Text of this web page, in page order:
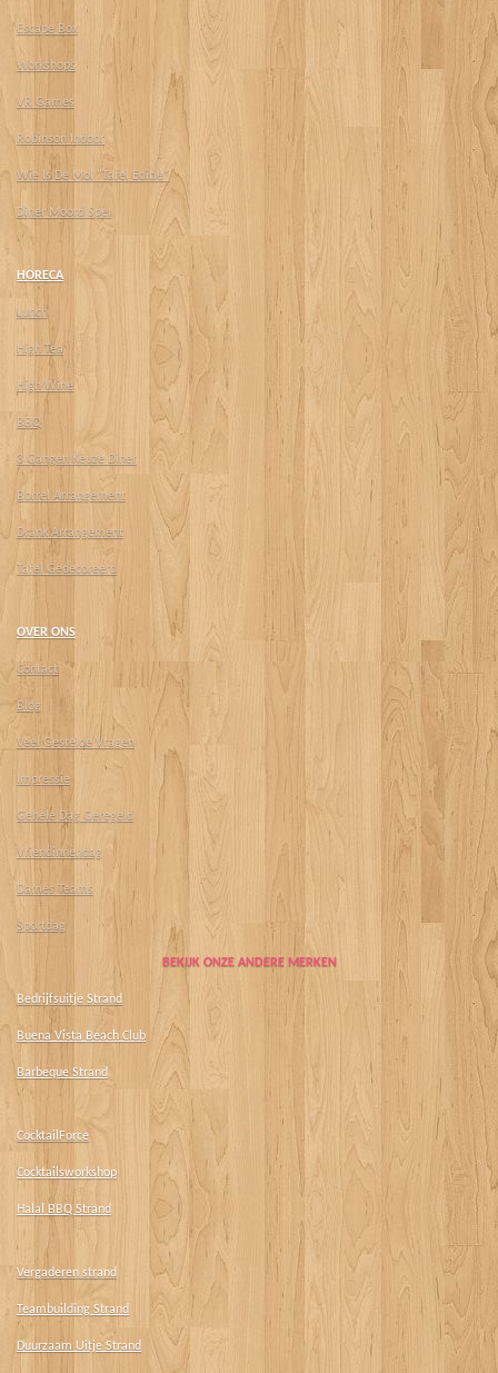
Escape Box
Workshops
VR Games
Robinson Indoor
Wie Is De Mol "Tafel Editie"
Diner Moord Spel
HORECA
Lunch
High Tea
High Wine
BBQ
3 Gangen Keuze Diner
Borrel Arrangement
Drank Arrangement
Tafel Gedecoreerd
OVER ONS
Contact
Blog
Veel Gestelde Vragen
Impressie
Gehele Dag Geregeld
Vriendinnendag
Dames Teams
Sportdag
BEKIJK ONZE ANDERE MERKEN
Bedrijfsuitje Strand
Buena Vista Beach Club
Barbeque Strand
CocktailForce
Cocktailsworkshop
Halal BBQ Strand
Vergaderen strand
Teambuilding Strand
Duurzaam Uitje Strand